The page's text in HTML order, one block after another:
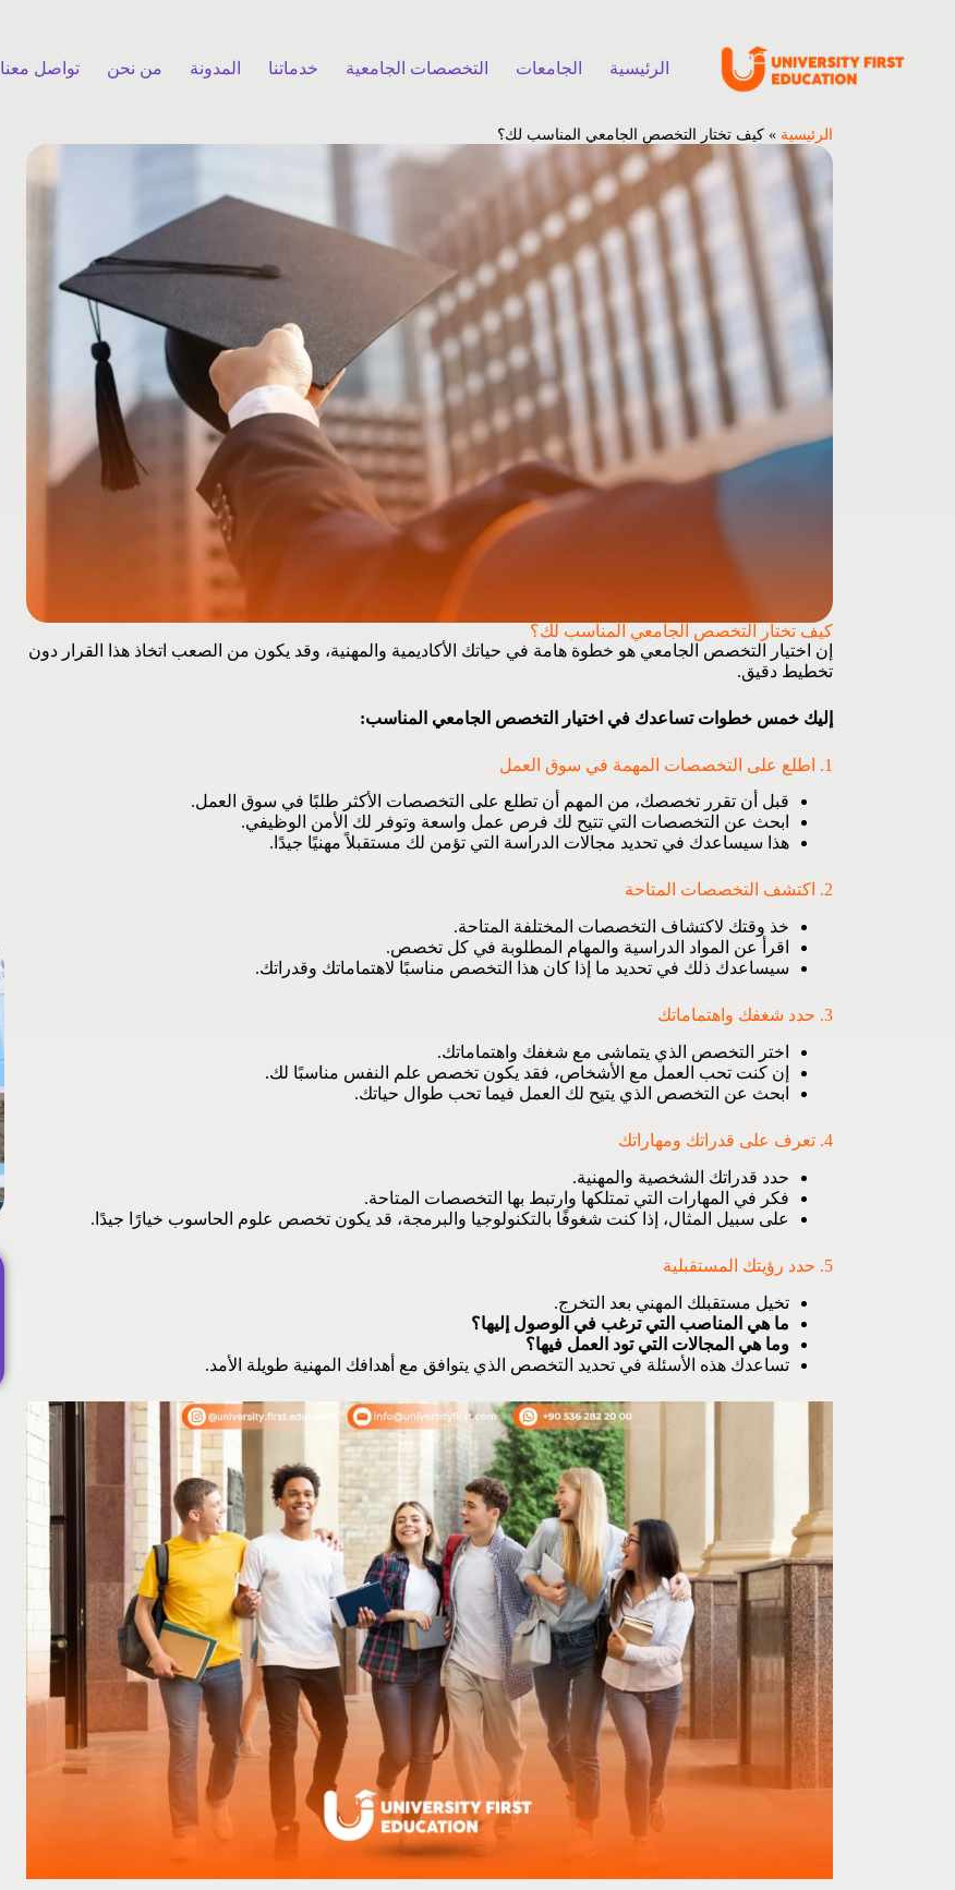
الرئيسية الجامعات التخصصات الجامعية خدماتنا المدونة من نحن تواصل معنا
الرئيسية »كيف تختار التخصص الجامعي المناسب لك؟
كيف تختار التخصص الجامعي المناسب لك؟
إن اختيار التخصص الجامعي هو خطوة هامة في حياتك الأكاديمية والمهنية، وقد يكون من الصعب اتخاذ هذا القرار دون
تخطيط دقيق.
إليك خمس خطوات تساعدك في اختيار التخصص الجامعي المناسب:
1. اطلع على التخصصات المهمة في سوق العمل
قبل أن تقرر تخصصك، من المهم أن تطلع على التخصصات الأكثر طلبًا في سوق العمل.
ابحث عن التخصصات التي تتيح لك فرص عمل واسعة وتوفر لك الأمن الوظيفي.
هذا سيساعدك في تحديد مجالات الدراسة التي تؤمن لك مستقبلاً مهنيًا جيدًا.
2. اكتشف التخصصات المتاحة
خذ وقتك لاكتشاف التخصصات المختلفة المتاحة.
اقرأ عن المواد الدراسية والمهام المطلوبة في كل تخصص.
سيساعدك ذلك في تحديد ما إذا كان هذا التخصص مناسبًا لاهتماماتك وقدراتك.
3. حدد شغفك واهتماماتك
اختر التخصص الذي يتماشى مع شغفك واهتماماتك.
إن كنت تحب العمل مع الأشخاص، فقد يكون تخصص علم النفس مناسبًا لك.
ابحث عن التخصص الذي يتيح لك العمل فيما تحب طوال حياتك.
4. تعرف على قدراتك ومهاراتك
حدد قدراتك الشخصية والمهنية.
فكر في المهارات التي تمتلكها وارتبط بها التخصصات المتاحة.
على سبيل المثال، إذا كنت شغوفًا بالتكنولوجيا والبرمجة، قد يكون تخصص علوم الحاسوب خيارًا جيدًا.
5. حدد رؤيتك المستقبلية
تخيل مستقبلك المهني بعد التخرج.
ما هي المناصب التي ترغب في الوصول إليها؟
وما هي المجالات التي تود العمل فيها؟
تساعدك هذه الأسئلة في تحديد التخصص الذي يتوافق مع أهدافك المهنية طويلة الأمد.